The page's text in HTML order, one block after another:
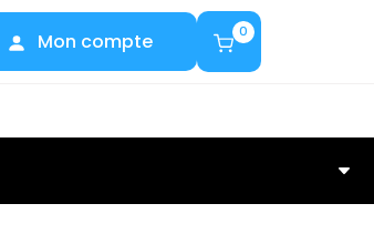
Mon compte 0